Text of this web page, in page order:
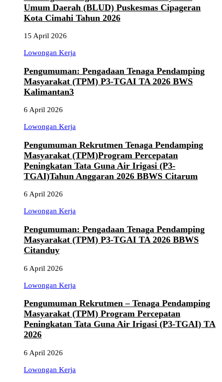
Umum Daerah (BLUD) Puskesmas Cipageran
Kota Cimahi Tahun 2026
15 April 2026
Lowongan Kerja
Pengumuman: Pengadaan Tenaga Pendamping
Masyarakat (TPM) P3-TGAI TA 2026 BWS
Kalimantan3
6 April 2026
Lowongan Kerja
Pengumuman Rekrutmen Tenaga Pendamping
Masyarakat (TPM)Program Percepatan
Peningkatan Tata Guna Air Irigasi (P3-
TGAI)Tahun Anggaran 2026 BBWS Citarum
6 April 2026
Lowongan Kerja
Pengumuman: Pengadaan Tenaga Pendamping
Masyarakat (TPM) P3-TGAI TA 2026 BBWS
Citanduy
6 April 2026
Lowongan Kerja
Pengumuman Rekrutmen – Tenaga Pendamping
Masyarakat (TPM) Program Percepatan
Peningkatan Tata Guna Air Irigasi (P3-TGAI) TA
2026
6 April 2026
Lowongan Kerja